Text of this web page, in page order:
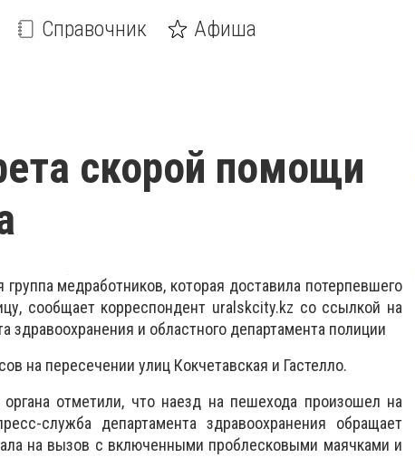
Справочник Афиша
скорой помощи
медработников, которая доставила потерпевшего
сообщает корреспондент uralskcity.kz со ссылкой на
здравоохранения и областного департамента полиции
на пересечении улиц Кокчетавская и Гастелло.
отметили, что наезд на пешехода произошел на
служба департамента здравоохранения обращает
на вызов с включенными проблесковыми маячками и